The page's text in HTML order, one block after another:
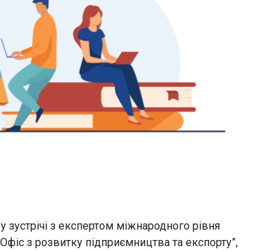
з експертом міжнародного рівня
з розвитку підприємництва та експорту”,